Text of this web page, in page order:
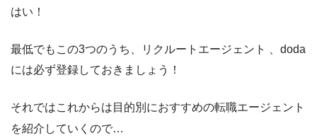
はい！
最低でもこの3つのうち、 リクルートエージェント
doda
には必ず登録しておきましょう！
それではこれからは目的別におすすめの転職エージェント
を紹介していくので…